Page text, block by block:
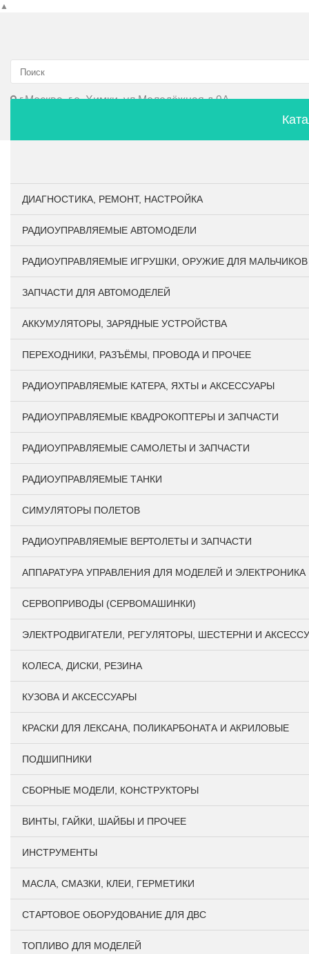
▲
г.Москва, г.о. Химки, ул.Молодёжная д.9А
ДИАГНОСТИКА, РЕМОНТ, НАСТРОЙКА
РАДИОУПРАВЛЯЕМЫЕ АВТОМОДЕЛИ
РАДИОУПРАВЛЯЕМЫЕ ИГРУШКИ, ОРУЖИЕ ДЛЯ МАЛЬЧИКОВ
ЗАПЧАСТИ ДЛЯ АВТОМОДЕЛЕЙ
АККУМУЛЯТОРЫ, ЗАРЯДНЫЕ УСТРОЙСТВА
ПЕРЕХОДНИКИ, РАЗЪЁМЫ, ПРОВОДА И ПРОЧЕЕ
РАДИОУПРАВЛЯЕМЫЕ КАТЕРА, ЯХТЫ и АКСЕССУАРЫ
РАДИОУПРАВЛЯЕМЫЕ КВАДРОКОПТЕРЫ И ЗАПЧАСТИ
РАДИОУПРАВЛЯЕМЫЕ САМОЛЕТЫ И ЗАПЧАСТИ
РАДИОУПРАВЛЯЕМЫЕ ТАНКИ
СИМУЛЯТОРЫ ПОЛЕТОВ
РАДИОУПРАВЛЯЕМЫЕ ВЕРТОЛЕТЫ И ЗАПЧАСТИ
АППАРАТУРА УПРАВЛЕНИЯ ДЛЯ МОДЕЛЕЙ И ЭЛЕКТРОНИКА
СЕРВОПРИВОДЫ (СЕРВОМАШИНКИ)
ЭЛЕКТРОДВИГАТЕЛИ, РЕГУЛЯТОРЫ, ШЕСТЕРНИ И
КОЛЕСА, ДИСКИ, РЕЗИНА
КУЗОВА И АКСЕССУАРЫ
КРАСКИ ДЛЯ ЛЕКСАНА, ПОЛИКАРБОНАТА И АКРИЛОВЫЕ
ПОДШИПНИКИ
CБОРНЫЕ МОДЕЛИ, КОНСТРУКТОРЫ
ВИНТЫ, ГАЙКИ, ШАЙБЫ И ПРОЧЕЕ
ИНСТРУМЕНТЫ
МАСЛА, СМАЗКИ, КЛЕИ, ГЕРМЕТИКИ
СТАРТОВОЕ ОБОРУДОВАНИЕ ДЛЯ ДВС
ТОПЛИВО ДЛЯ МОДЕЛЕЙ